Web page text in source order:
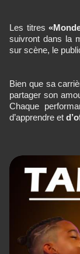
Les titres
suivront dans la
sur scène, le
Bien que sa
partager son
Chaque
d’apprendre et